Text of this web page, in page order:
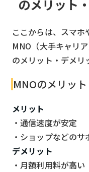
のメリット
ここからは、スマ
MNO（大手キャリ
のメリット・デメリ
MNOのメリッ
メリット
・通信速度が安定
・ショップなどの
デメリット
・月額利用料が高い